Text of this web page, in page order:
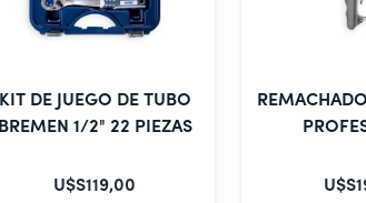
KIT DE JUEGO DE TUBO
BREMEN 1/2" 22 PIEZAS
U$S119,00 U$S